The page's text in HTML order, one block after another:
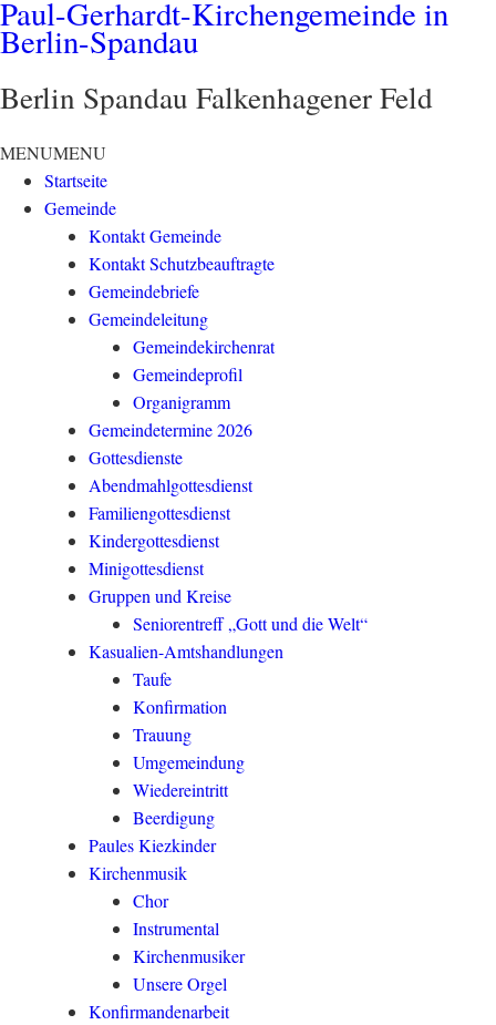
Paul-Gerhardt-Kirchengemeinde in
Berlin-Spandau
Berlin Spandau Falkenhagener Feld
MENUMENU
Startseite
Gemeinde
Kontakt Gemeinde
Kontakt Schutzbeauftragte
Gemeindebriefe
Gemeindeleitung
Gemeindekirchenrat
Gemeindeprofil
Organigramm
Gemeindetermine 2026
Gottesdienste
Abendmahlgottesdienst
Familiengottesdienst
Kindergottesdienst
Minigottesdienst
Gruppen und Kreise
Seniorentreff „Gott und die Welt“
Kasualien-Amtshandlungen
Taufe
Konfirmation
Trauung
Umgemeindung
Wiedereintritt
Beerdigung
Paules Kiezkinder
Kirchenmusik
Chor
Instrumental
Kirchenmusiker
Unsere Orgel
Konfirmandenarbeit